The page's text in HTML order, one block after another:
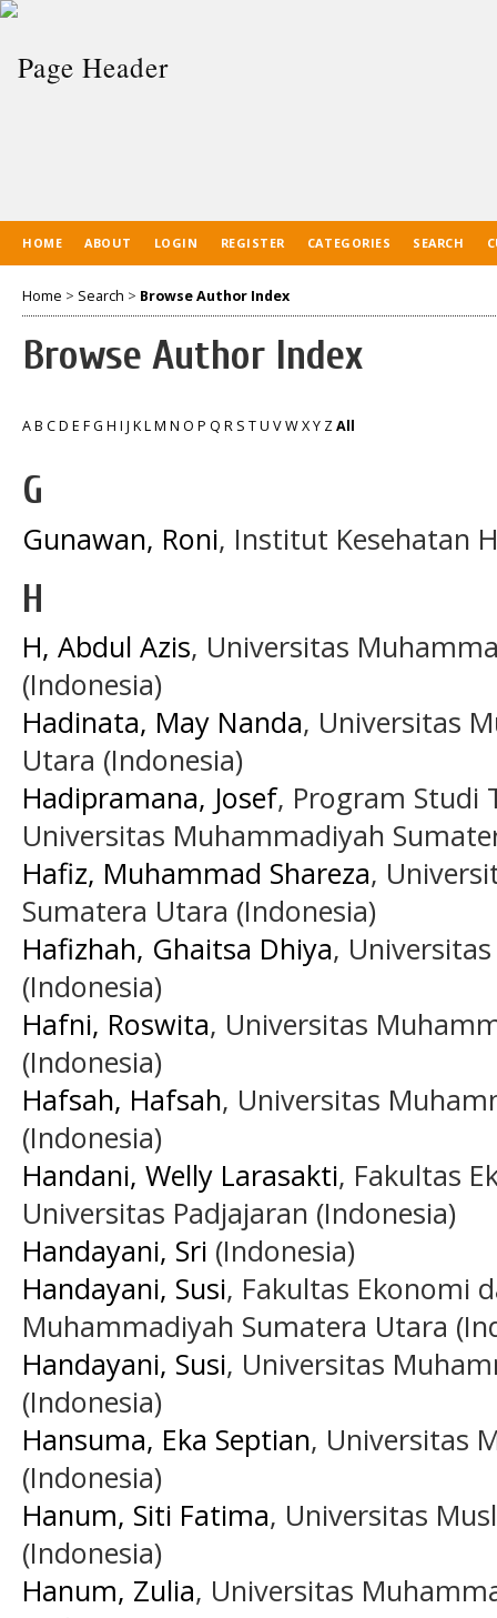
HOME ABOUT LOGIN REGISTER CATEGORIES SEARCH
Home > Search > Browse Author Index
Browse Author Index
AB CD E FG H I J KLM N O P Q R S TU VWXY ZAll
G
Gunawan, Roni, Institut Kesehatan
H
H, Abdul Azis, Universitas
(Indonesia)
Hadinata, May Nanda, Universitas
Utara (Indonesia)
Hadipramana, Josef, Program Studi
Universitas Muhammadiyah
Hafiz, Muhammad Shareza,
Sumatera Utara (Indonesia)
Hafizhah, Ghaitsa Dhiya,
(Indonesia)
Hafni, Roswita, Universitas
(Indonesia)
Hafsah, Hafsah, Universitas
(Indonesia)
Handani, Welly Larasakti, Fakultas
Universitas Padjajaran (Indonesia)
Handayani, Sri (Indonesia)
Handayani, Susi, Fakultas Ekonomi
Muhammadiyah Sumatera Utara
Handayani, Susi, Universitas
(Indonesia)
Hansuma, Eka Septian, Universitas
(Indonesia)
Hanum, Siti Fatima, Universitas
(Indonesia)
Hanum, Zulia, Universitas